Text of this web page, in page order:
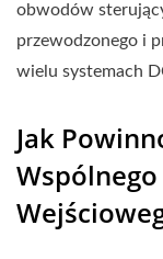
obwodów
przewodzonego i
wielu systemach
Jak